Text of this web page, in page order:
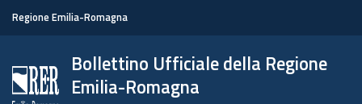
Regione Emilia-Romagna
Bollettino Ufficiale della Regione
Emilia-Romagna